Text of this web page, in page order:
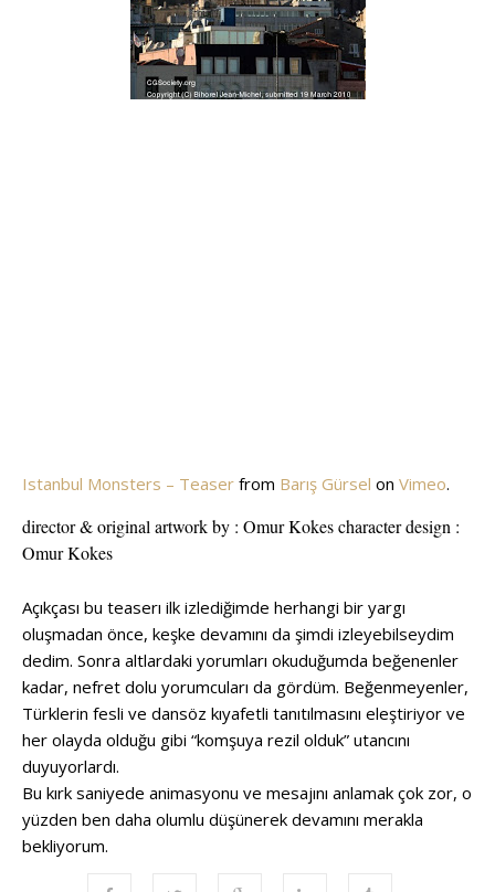
Istanbul Monsters – Teaser from Barış Gürsel on Vimeo.
director & original artwork by : Omur Kokes character design :
Omur Kokes
Açıkçası bu teaserı ilk izlediğimde herhangi bir yargı
oluşmadan önce, keşke devamını da şimdi izleyebilseydim
dedim. Sonra altlardaki yorumları okuduğumda beğenenler
kadar, nefret dolu yorumcuları da gördüm. Beğenmeyenler,
Türklerin fesli ve dansöz kıyafetli tanıtılmasını eleştiriyor ve
her olayda olduğu gibi “komşuya rezil olduk” utancını
duyuyorlardı.
Bu kırk saniyede animasyonu ve mesajını anlamak çok zor, o
yüzden ben daha olumlu düşünerek devamını merakla
bekliyorum.